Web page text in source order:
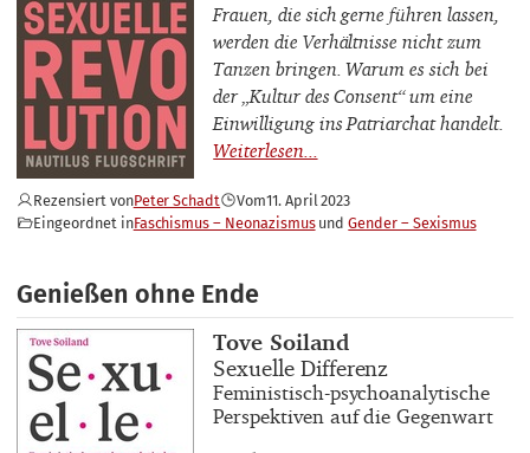
Frauen, die sich gerne führen lassen,
werden die Verhältnisse nicht zum
Tanzen bringen. Warum es sich bei
der „Kultur des Consent“ um eine
Einwilligung ins Patriarchat handelt.
Rezensiert vonPeter Schadt Vom11. April 2023
Eingeordnet inFaschismus – Neonazismus Gender – Sexismus
Genießen ohne Ende
Buchautor_innen
Tove Soiland
Buchtitel
Sexuelle Differenz
Buchuntertitel
Feministisch-psychoanalytische
Perspektiven auf die Gegenwart